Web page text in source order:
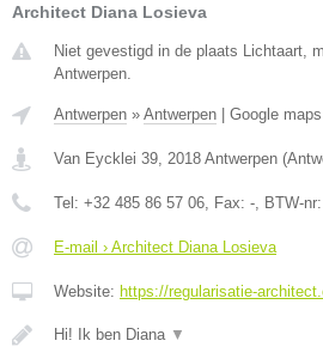
Architect Diana Losieva
Niet gevestigd in de plaats Lichtaart,
Antwerpen.
Antwerpen » Antwerpen | Google maps
Van Eycklei 39 2018 Antwerpen (
Tel: +32 485 86 57 06 , Fax: - , BTW-nr:
E-mail › Architect Diana Losieva
Website: https://regularisatie-
Hi! Ik ben Diana ▼